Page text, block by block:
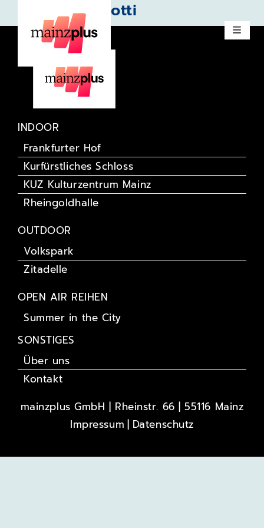
Eros Ramazzotti
INDOOR
Frankfurter Hof
Kurfürstliches Schloss
KUZ Kulturzentrum Mainz
Rheingoldhalle
OUTDOOR
Volkspark
Zitadelle
OPEN AIR REIHEN
Summer in the City
SONSTIGES
Über uns
Kontakt
mainzplus GmbH | Rheinstr. 66 | 55116 Mainz
Impressum
Datenschutz